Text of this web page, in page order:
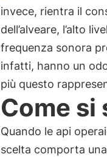
invece, rientra il
dell’alveare, l’alto
frequenza sonora
infatti, hanno un
più questo
Come si
Quando le api
scelta comporta